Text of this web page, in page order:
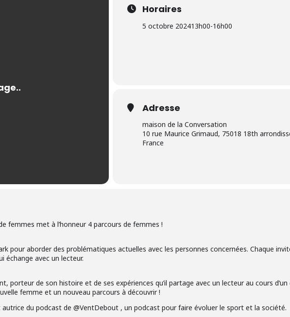
Horaires
5 octobre 202413h00-16h00
Adresse
maison de la Conversation
10 rue Maurice Grimaud, 75018 18th
France
femmes met à l’honneur 4 parcours de femmes !
pour aborder des problématiques actuelles avec les personnes concernées. Chaque
échange avec un lecteur.
porteur de son histoire et de ses expériences qu’il partage avec un lecteur au cours d’un
femme et un nouveau parcours à découvrir !
autrice du podcast de @VentDebout , un podcast pour faire évoluer le sport et la société.